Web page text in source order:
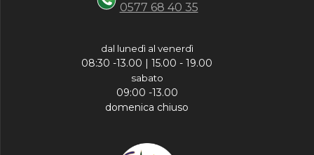
0577 68 40 35
dal lunedì al venerdì
08:30 -13.00 | 15.00 - 19.00
sabato
09:00 -13.00
domenica chiuso